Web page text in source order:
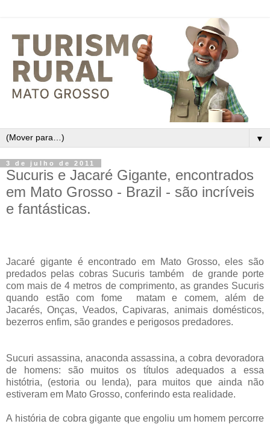
▼
3 de julho de 2011
Sucuris e Jacaré Gigante, encontrados
em Mato Grosso - Brazil - são incríveis
e fantásticas.
Jacaré gigante é encontrado em Mato Grosso, eles são
predados pelas cobras Sucuris também de grande porte
com mais de 4 metros de comprimento, as grandes Sucuris
quando estão com fome matam e comem, além de
Jacarés, Onças, Veados, Capivaras, animais domésticos,
bezerros enfim, são grandes e perigosos predadores.
Sucuri assassina, anaconda assassina, a cobra devoradora
de homens: são muitos os títulos adequados a essa
histótria, (estoria ou lenda), para muitos que ainda não
estiveram em Mato Grosso, conferindo esta realidade.
A história de cobra gigante que engoliu um homem percorre